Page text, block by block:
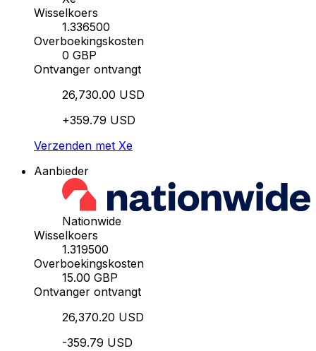
Wisselkoers
1.336500
Overboekingskosten
0 GBP
Ontvanger ontvangt
26,730.00 USD
+359.79 USD
Verzenden met Xe
Aanbieder
Nationwide
Wisselkoers
1.319500
Overboekingskosten
15.00 GBP
Ontvanger ontvangt
26,370.20 USD
-359.79 USD